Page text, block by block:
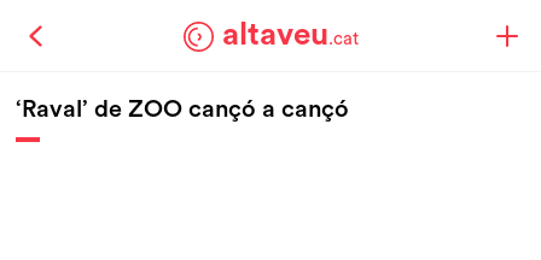
altaveu.cat
‘Raval’ de ZOO cançó a cançó